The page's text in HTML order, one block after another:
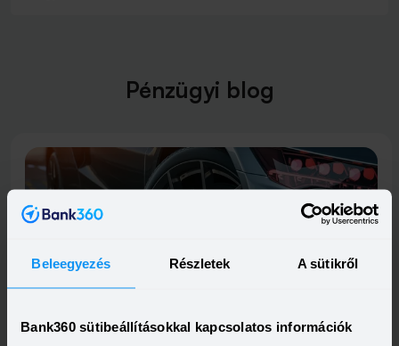
Beleegyezés Részletek A sütikről
Bank360 sütibeállításokkal kapcsolatos információk
Pénzügyi blog
Invalid DateTime
mielőtt először belevágsz